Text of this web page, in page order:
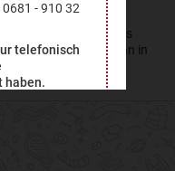
oder Fragen zu
sie sich bitte an das
Restaurant Kerwan in
gerne weiter.
- 910 32
telefonisch
haben.